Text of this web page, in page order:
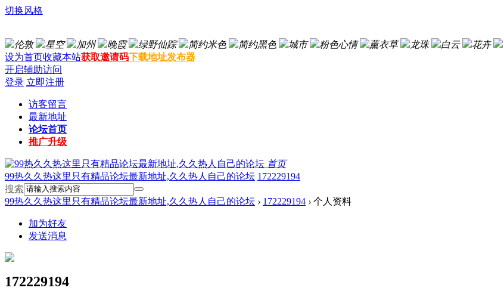
切换风格
伦敦 星空 加州 晚霞 绿野仙踪 简约米色 简约黑色 城市 粉色心情 薰衣草 龙珠 白云 花卉
设为首页收藏本站获取邀请码下载地址发布器
开启辅助访问
登录 立即注册
访客留言
最新地址
论坛首页
推广升级
首页
99热久久热这里只有精品论坛最新地址,久久热人自己的论坛 172229194
搜索
99热久久热这里只有精品论坛最新地址,久久热人自己的论坛 › 172229194 › 个人资料
加为好友
发送消息
172229194